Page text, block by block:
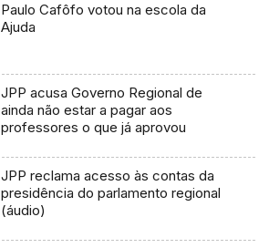
Paulo Cafôfo votou na escola da
Ajuda
JPP acusa Governo Regional de
ainda não estar a pagar aos
professores o que já aprovou
JPP reclama acesso às contas da
presidência do parlamento regional
(áudio)